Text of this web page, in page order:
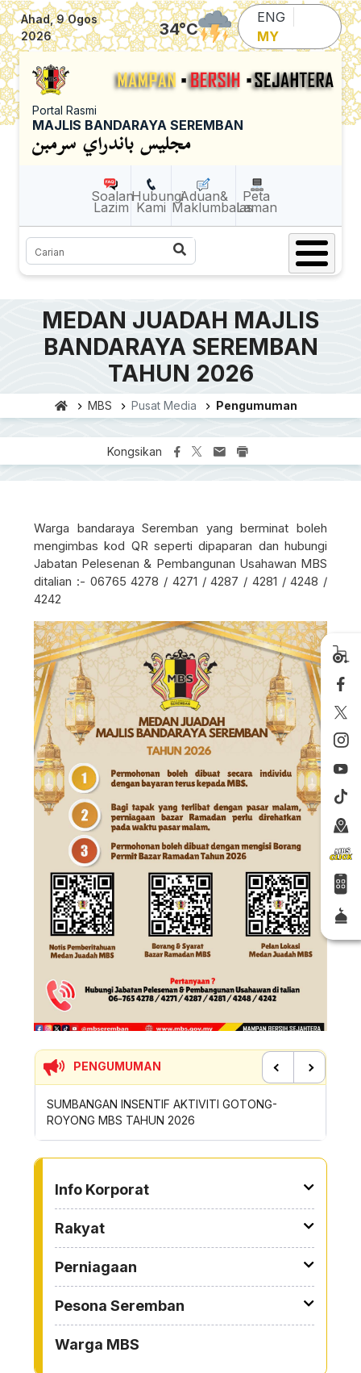
Skip to main content
Ahad, 9 Ogos
2026
34°C
ENG
MY
Portal Rasmi
MAJLIS BANDARAYA SEREMBAN
Soalan
Lazim
Hubungi
Kami
Aduan&
Maklumbalas
Peta
Laman
Carian
MEDAN JUADAH MAJLIS
BANDARAYA SEREMBAN
TAHUN 2026
MBS Pusat Media Pengumuman
Kongsikan
Warga bandaraya Seremban yang berminat boleh
mengimbas kod QR seperti dipaparan dan hubungi
Jabatan Pelesenan & Pembangunan Usahawan MBS
ditalian :- 06765 4278 / 4271 / 4287 / 4281 / 4248 /
4242
PENGUMUMAN
SUMBANGAN INSENTIF AKTIVITI GOTONG-
ROYONG MBS TAHUN 2026
Info Korporat
Rakyat
Perniagaan
Pesona Seremban
Warga MBS